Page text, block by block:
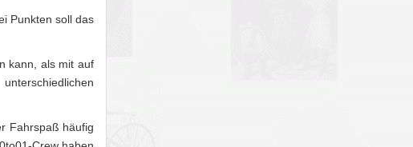
Punkten soll das
kann, als mit auf
Fahrspaß häufig